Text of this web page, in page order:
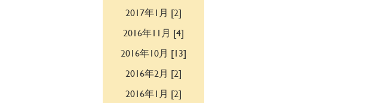
2017年1月 [2]
2016年11月 [4]
2016年10月 [13]
2016年2月 [2]
2016年1月 [2]